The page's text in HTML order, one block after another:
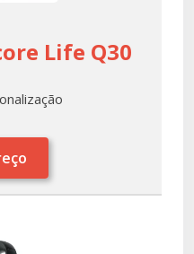
Life Q30